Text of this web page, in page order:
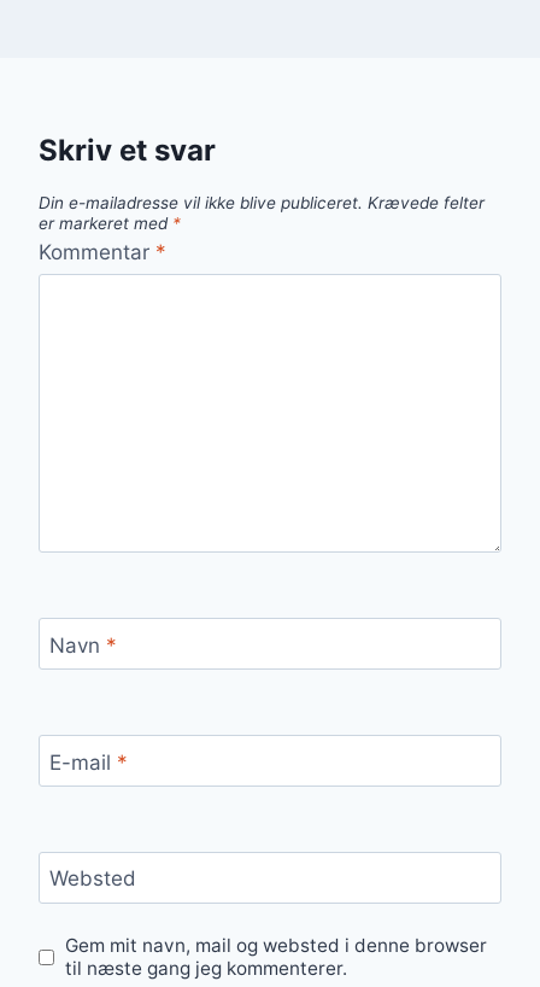
Skriv et svar
Din e-mailadresse vil ikke blive publiceret. Krævede felter
er markeret med *
Kommentar *
Navn *
E-mail *
Websted
Gem mit navn, mail og websted i denne browser
til næste gang jeg kommenterer.